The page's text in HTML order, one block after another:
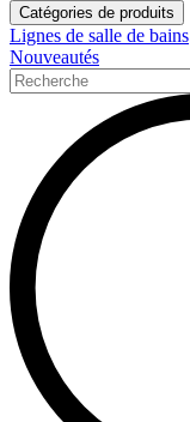
Catégories de produits
Lignes de salle de bains
Nouveautés